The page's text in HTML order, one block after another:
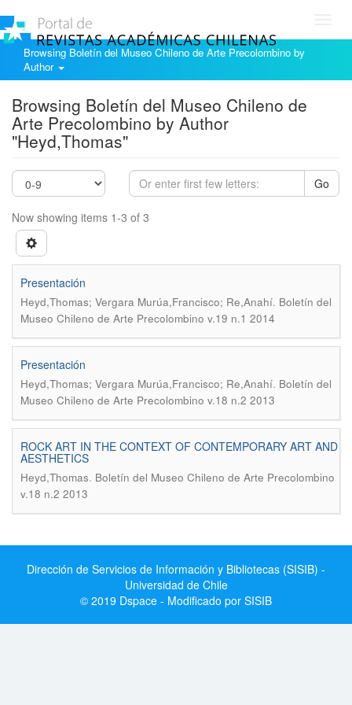
Browsing Boletín del Museo Chileno de Arte Precolombino by
Author
Browsing Boletín del Museo Chileno de
Arte Precolombino by Author
"Heyd,Thomas"
Go
Now showing items 1-3 of 3
Presentación
Heyd,Thomas; Vergara Murúa,Francisco; Re,Anahí. Boletín del
Museo Chileno de Arte Precolombino v.19 n.1 2014
Presentación
Heyd,Thomas; Vergara Murúa,Francisco; Re,Anahí. Boletín del
Museo Chileno de Arte Precolombino v.18 n.2 2013
ROCK ART IN THE CONTEXT OF CONTEMPORARY ART AND
AESTHETICS
Heyd,Thomas. Boletín del Museo Chileno de Arte Precolombino
v.18 n.2 2013
Dirección de Servicios de Información y Bibliotecas (SISIB) -
Universidad de Chile
© 2019 Dspace - Modificado por SISIB